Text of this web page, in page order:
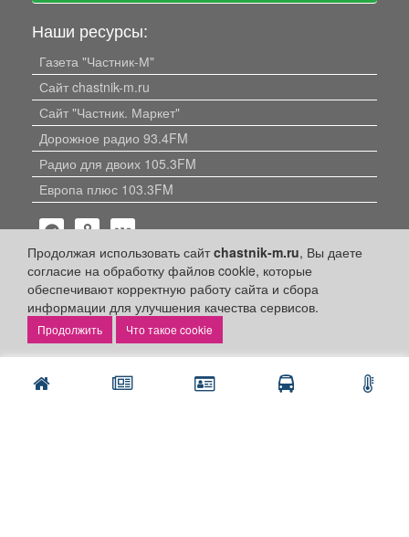
Продолжая использовать сайтchastnik-m.ru, Вы даете
согласие на обработку файлов cookie, которые
обеспечивают корректную работу сайта и сбора
информации для улучшения качества сервисов.
Что такое cookie
Наши ресурсы:
Газета "Частник-М"
Сайт chastnik-m.ru
Сайт "Частник. Маркет"
Дорожное радио 93.4FM
Радио для двоих 105.3FM
Европа плюс 103.3FM
Политика конфиденциальности
Публикации с пометкой «Реклама», «На правах рекламы»,
«Партнёрский проект» оплачены рекламодателем.
Редакция сайта не несет ответственности за достоверность
информации, содержащейся в рекламных материалах и